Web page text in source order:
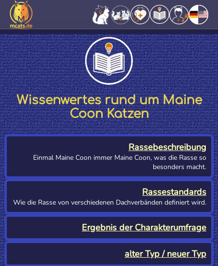
Wissenwertes rund um Maine
Coon Katzen
Rassebeschreibung
Einmal Maine Coon immer Maine Coon, was die Rasse so
besonders macht.
Rassestandards
Wie die Rasse von verschiedenen Dachverbänden definiert wird.
Ergebnis der Charakterumfrage
alter Typ / neuer Typ